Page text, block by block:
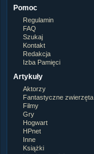
Pomoc
Regulamin
FAQ
Szukaj
Kontakt
Redakcja
Izba Pamięci
Artykuły
Aktorzy
Fantastyczne zwierzęta
Filmy
Gry
Hogwart
HPnet
Inne
Książki